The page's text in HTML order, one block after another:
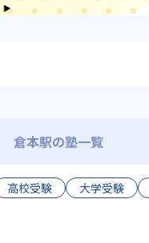
倉本駅の塾一覧
高校受験 大学受験